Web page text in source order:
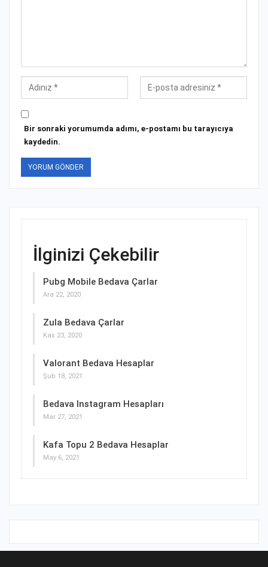
Bir sonraki yorumumda adımı, e-postamı bu tarayıcıya
kaydedin.
İlginizi Çekebilir
Pubg Mobile Bedava Çarlar
Ara 22, 2020
Zula Bedava Çarlar
Kas 23, 2020
Valorant Bedava Hesaplar
Şub 18, 2021
Bedava Instagram Hesapları
Mar 27, 2021
Kafa Topu 2 Bedava Hesaplar
May 6, 2021